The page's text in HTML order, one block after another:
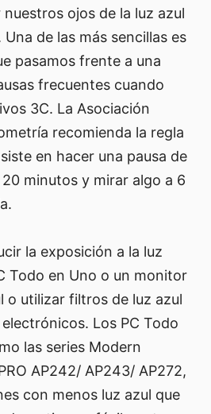
ojos de la luz azul
de las más sencillas es
pasamos frente a una
frecuentes cuando
3C. La Asociación
recomienda la regla
en hacer una pausa de
minutos y mirar algo a 6
la exposición a la luz
Todo en Uno o un monitor
o utilizar filtros de luz azul
Los PC Todo
las series Modern
AP242/ AP243/ AP272,
con menos luz azul que